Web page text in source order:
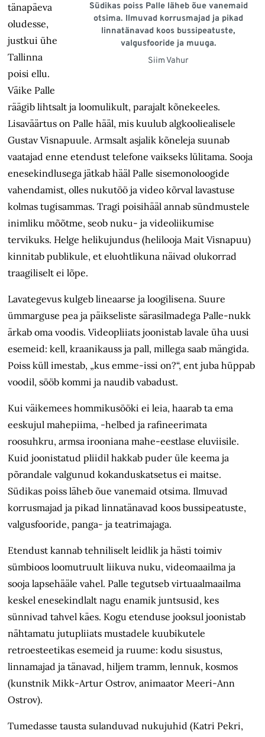
Südikas poiss Palle läheb õue vanemaid
otsima. Ilmuvad korrusmajad ja pikad
linnatänavad koos bussipeatuste,
valgusfooride ja muuga.
Siim Vahur
tänapäeva
oludesse,
justkui ühe
Tallinna
poisi ellu.
Väike Palle
räägib lihtsalt ja loomulikult, parajalt kõnekeeles.
Lisaväärtus on Palle hääl, mis kuulub algkooliealisele
Gustav Visnapuule. Armsalt asjalik kõneleja suunab
vaatajad enne etendust telefone vaikseks lülitama. Sooja
enesekindlusega jätkab hääl Palle sisemonoloogide
vahendamist, olles nukutöö ja video kõrval lavastuse
kolmas tugisammas. Tragi poisihääl annab sündmustele
inimliku mõõtme, seob nuku- ja videoliikumise
tervikuks. Helge helikujundus (helilooja Mait Visnapuu)
kinnitab publikule, et eluohtlikuna näivad olukorrad
traagiliselt ei lõpe.
Lavategevus kulgeb lineaarse ja loogilisena. Suure
ümmarguse pea ja päikseliste särasilmadega Palle-nukk
ärkab oma voodis. Videopliiats joonistab lavale üha uusi
esemeid: kell, kraanikauss ja pall, millega saab mängida.
Poiss küll imestab, „kus emme-issi on?“, ent juba hüppab
voodil, sööb kommi ja naudib vabadust.
Kui väikemees hommikusööki ei leia, haarab ta ema
eeskujul mahepiima, -helbed ja rafineerimata
roosuhkru, armsa irooniana mahe-eestlase eluviisile.
Kuid joonistatud pliidil hakkab puder üle keema ja
põrandale valgunud kokanduskatsetus ei maitse.
Südikas poiss läheb õue vanemaid otsima. Ilmuvad
korrusmajad ja pikad linnatänavad koos bussipeatuste,
valgusfooride, panga- ja teatrimajaga.
Etendust kannab tehniliselt leidlik ja hästi toimiv
sümbioos loomutruult liikuva nuku, videomaailma ja
sooja lapsehääle vahel. Palle tegutseb virtuaalmaailma
keskel enesekindlalt nagu enamik juntsusid, kes
sünnivad tahvel käes. Kogu etenduse jooksul joonistab
nähtamatu jutupliiats mustadele kuubikutele
retroesteetikas esemeid ja ruume: kodu sisustus,
linnamajad ja tänavad, hiljem tramm, lennuk, kosmos
(kunstnik Mikk-Artur Ostrov, animaator Meeri-Ann
Ostrov).
Tumedasse tausta sulanduvad nukujuhid (Katri Pekri,